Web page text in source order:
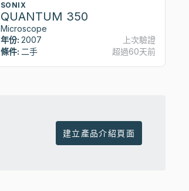
SONIX
QUANTUM 350
Microscope
年份: 2007
條件: 二手
上次驗證
超過60天前
建立產品介紹頁面